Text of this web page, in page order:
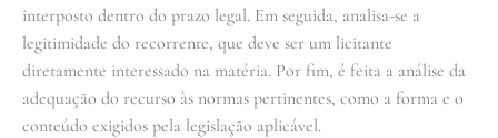
interposto dentro do prazo legal. Em seguida, analisa-se a
legitimidade do recorrente, que deve ser um licitante
diretamente interessado na matéria. Por fim, é feita a análise da
adequação do recurso às normas pertinentes, como a forma e o
conteúdo exigidos pela legislação aplicável.